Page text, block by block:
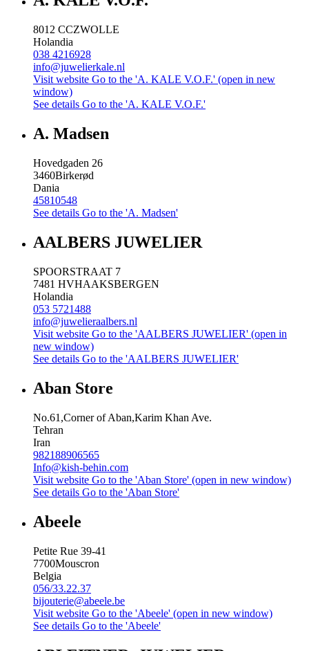
8012 CCZWOLLE
Holandia
038 4216928
info@juwelierkale.nl
Visit website Go to the 'A. KALE V.O.F.' (open in new
window)
See details Go to the 'A. KALE V.O.F.'
A. Madsen
Hovedgaden 26
3460Birkerød
Dania
45810548
See details Go to the 'A. Madsen'
AALBERS JUWELIER
SPOORSTRAAT 7
7481 HVHAAKSBERGEN
Holandia
053 5721488
info@juwelieraalbers.nl
Visit website Go to the 'AALBERS JUWELIER' (open in
new window)
See details Go to the 'AALBERS JUWELIER'
Aban Store
No.61,Corner of Aban,Karim Khan Ave.
Tehran
Iran
982188906565
Info@kish-behin.com
Visit website Go to the 'Aban Store' (open in new window)
See details Go to the 'Aban Store'
Abeele
Petite Rue 39-41
7700Mouscron
Belgia
056/33.22.37
bijouterie@abeele.be
Visit website Go to the 'Abeele' (open in new window)
See details Go to the 'Abeele'